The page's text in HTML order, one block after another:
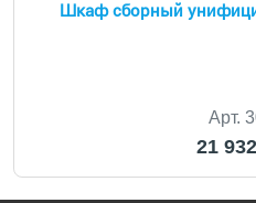
Шкаф сборный
Арт.
21